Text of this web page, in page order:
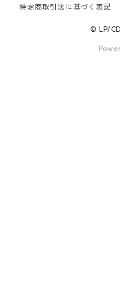
特定商取引法に基づく表記
© LP/